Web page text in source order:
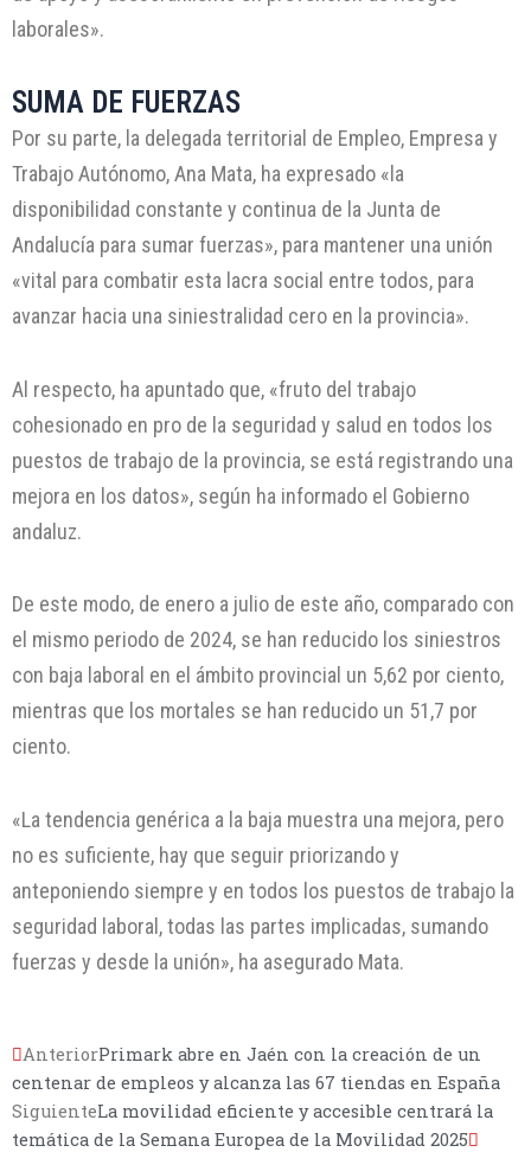
laborales».
SUMA DE FUERZAS
Por su parte, la delegada territorial de Empleo, Empresa y
Trabajo Autónomo, Ana Mata, ha expresado «la
disponibilidad constante y continua de la Junta de
Andalucía para sumar fuerzas», para mantener una unión
«vital para combatir esta lacra social entre todos, para
avanzar hacia una siniestralidad cero en la provincia».
Al respecto, ha apuntado que, «fruto del trabajo
cohesionado en pro de la seguridad y salud en todos los
puestos de trabajo de la provincia, se está registrando una
mejora en los datos», según ha informado el Gobierno
andaluz.
De este modo, de enero a julio de este año, comparado con
el mismo periodo de 2024, se han reducido los siniestros
con baja laboral en el ámbito provincial un 5,62 por ciento,
mientras que los mortales se han reducido un 51,7 por
ciento.
«La tendencia genérica a la baja muestra una mejora, pero
no es suficiente, hay que seguir priorizando y
anteponiendo siempre y en todos los puestos de trabajo la
seguridad laboral, todas las partes implicadas, sumando
fuerzas y desde la unión», ha asegurado Mata.
AnteriorPrimark abre en Jaén con la creación de un
centenar de empleos y alcanza las 67 tiendas en España
SiguienteLa movilidad eficiente y accesible centrará la
temática de la Semana Europea de la Movilidad 2025